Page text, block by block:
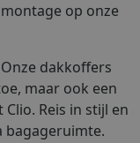
op onze
Onze dakkoffers
maar ook een
Reis in stijl en
bagageruimte.